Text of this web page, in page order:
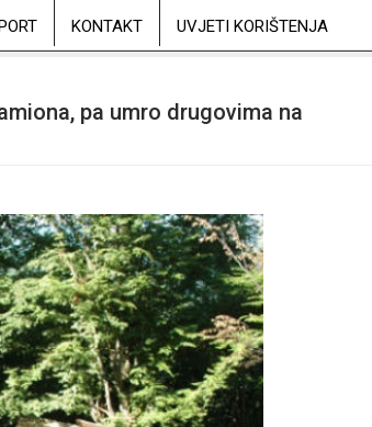
KONTAKT UVJETI KORIŠTENJA
pa umro drugovima na